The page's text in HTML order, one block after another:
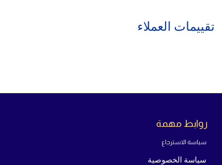
تقييمات العملاء
روابط مهمة
سياسة الاسترجاع
سياسة الخصوصية